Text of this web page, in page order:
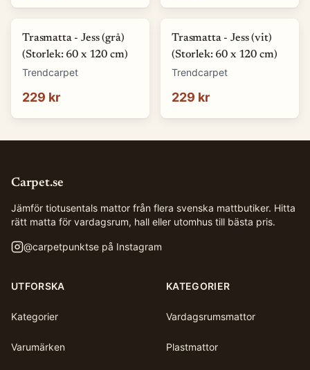
Trasmatta - Jess (grå)
(Storlek: 60 x 120 cm)
Trendcarpet
229 kr
Trasmatta - Jess (vit)
(Storlek: 60 x 120 cm)
Trendcarpet
229 kr
Carpet.se
Jämför tiotusentals mattor från flera svenska mattbutiker. Hitta
rätt matta för vardagsrum, hall eller utomhus till bästa pris.
@carpetpunktse på Instagram
UTFORSKA
Kategorier
Varumärken
KATEGORIER
Vardagsrumsmattor
Plastmattor